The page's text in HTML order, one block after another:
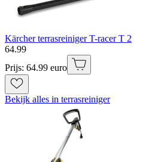
Kärcher terrasreiniger T-racer T 2
64.99
Prijs: 64.99 euro
Bekijk alles in terrasreiniger